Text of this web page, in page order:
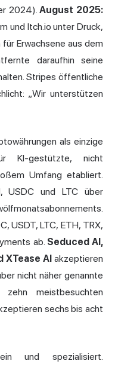
2024).August 2025:
und Itch.io unter Druck,
Erwachsene aus dem
daraufhin seine
Stripes öffentliche
„Wir unterstützen
als einzige
KI-gestützte, nicht
Umfang etabliert.
USDC und LTC über
USDT, LTC, ETH, TRX,
ab. Seduced AI,
XTease AIakzeptieren
nicht näher genannte
zehn meistbesuchten
sechs bis acht
und spezialisiert.